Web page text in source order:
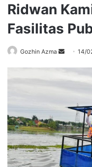
Ridwan
Fasilitas
Gozhin Azma
Send
email
14/